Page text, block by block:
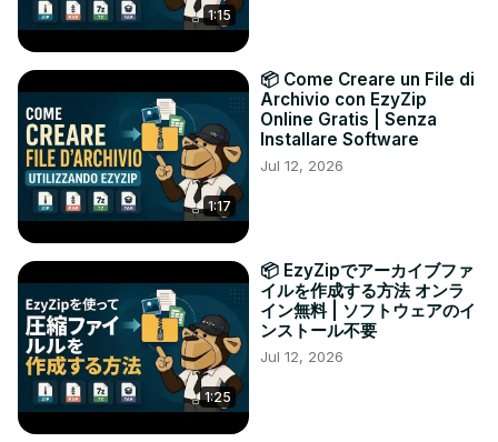
1:15
1:17
📦 Come Creare un File di
Archivio con EzyZip
Online Gratis | Senza
Installare Software
Jul 12, 2026
1:25
📦 EzyZipでアーカイブファ
イルを作成する方法 オンラ
イン無料 | ソフトウェアのイ
ンストール不要
Jul 12, 2026